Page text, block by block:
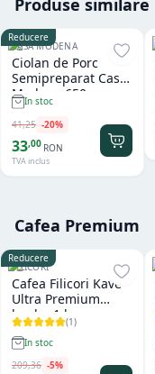
Produse similare
Reducere
CASA MODENA
Ciolan de Porc
Semipreparat Casa
Modena 650 gr
In stoc
41,25 -20%
33,00 RON
TVA inclus
Cafea Premium
Reducere
FILICORI
Cafea Filicori Kave
Ultra Premium
boabe 1 kg
(1)
In stoc
209,36 -5%